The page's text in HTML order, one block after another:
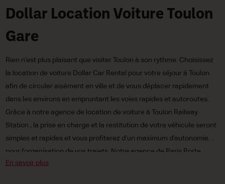
Dollar Location Voiture Toulon
Gare
Rien n’est plus plaisant que visiter Toulon à son rythme. Choisissez
la location de voiture Dollar Car Rental pour votre séjour à Toulon
afin de circuler aisément en ville et de vous déplacer rapidement
dans les environs en empruntant les voies rapides et autoroutes.
Grâce à notre agence de location de voiture à Toulon Railway
Station , la prise en charge et la restitution de votre véhicule seront
simples et rapides et vous profiterez d’un maximum d’autonomie
pour l’organisation de vos trajets. Notre agence de Paris Porte
Maillot Downtown vous propose un large choix de voitures :
En savoir plus